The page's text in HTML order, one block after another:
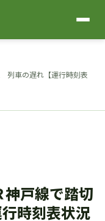
列車の遅れ【運行時刻表
神戸線で踏切
時刻表状況